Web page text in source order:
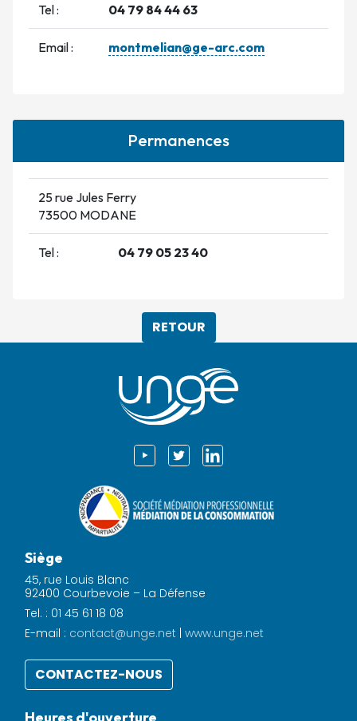
Tel : 04 79 84 44 63
Email : montmelian@ge-arc.com
Permanences
25 rue Jules Ferry
73500 MODANE
Tel : 04 79 05 23 40
RETOUR
Siège
45, rue Louis Blanc
92400 Courbevoie – La Défense
Tel. : 01 45 61 18 08
E-mail : contact@unge.net | www.unge.net
CONTACTEZ-NOUS
Heures d'ouverture